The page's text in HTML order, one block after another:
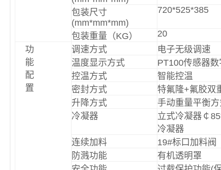
包装尺寸
(mm*mm*mm)
720*525*385
包装重量（KG）
20
功
能
配
置
调速方式
电子无级调速
温度显示方式
PT100传感器
控温方式
智能控温
密封方式
特氟隆+氟胶双
升降方式
手动重量平衡
冷凝器
立式冷凝器￠
冷凝器
连续加料
19#标口加料阀
防溅功能
有机透明罩